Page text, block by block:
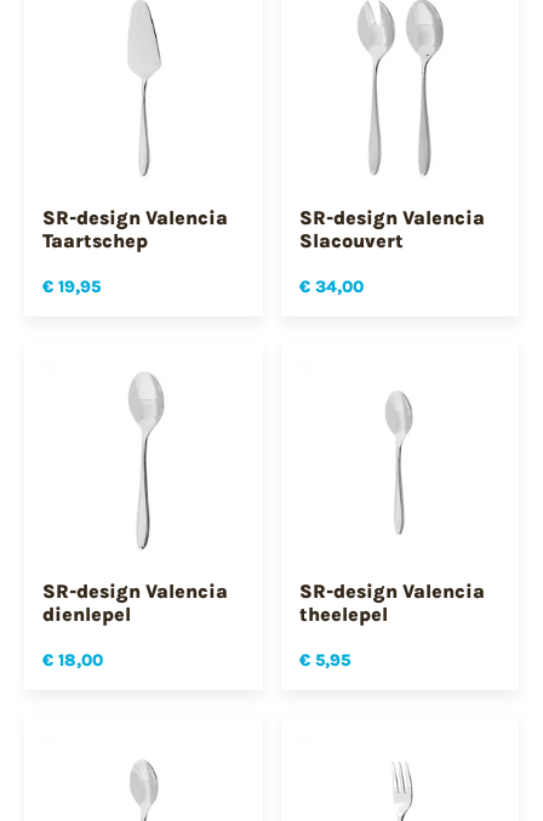
SR-design Valencia
Taartschep
€ 19,95
SR-design Valencia
Slacouvert
€ 34,00
SR-design Valencia
dienlepel
€ 18,00
SR-design Valencia
theelepel
€ 5,95